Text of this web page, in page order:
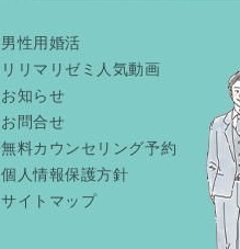
男性用婚活
リリマリゼミ人気動画
お知らせ
お問合せ
無料カウンセリング予約
個人情報保護方針
サイトマップ